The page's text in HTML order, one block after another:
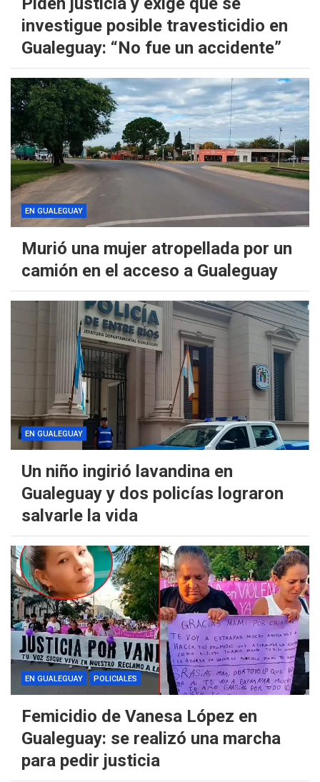
investigue posible travesticidio en
Gualeguay: “No fue un accidente”
EN GUALEGUAY
Murió una mujer atropellada por un
camión en el acceso a Gualeguay
EN GUALEGUAY
Un niño ingirió lavandina en
Gualeguay y dos policías lograron
salvarle la vida
EN GUALEGUAY POLICIALES
Femicidio de Vanesa López en
Gualeguay: se realizó una marcha
para pedir justicia